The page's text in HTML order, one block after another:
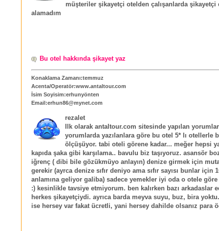
müşteriler şikayetçi otelden çalışanlarda şikayetçi
alamadım
Bu otel hakkında şikayet yaz
Konaklama Zamanı:temmuz
Acenta/Operatör:www.antaltour.com
İsim Soyisim:erhunyönten
Email:erhun86@mynet.com
rezalet
Ilk olarak antaltour.com sitesinde yapılan
yorumlarda yazılanlara göre bu otel 5* lı otellerle
ölçüşüyor. tabi oteli görene kadar... meğer hepsi
kapıda şaka gibi karşılama.. bavulu biz taşıyoruz. asansör
iğrenç ( dibi bile gözükmüyo anlayın) denize girmek için
gerekir (ayrca denize sıfır deniyo ama sıfır sayısı bunlar için
anlamına geliyor galiba) sadece yemekler iyi oda o otele
:) kesinlikle tavsiye etmiyorum. ben kalırken bazı arkadaslar
herkes şikayetçiydi. ayrıca barda meyva suyu, buz, bira
ise hersey var fakat ücretli, yani hersey dahilde olsanız para